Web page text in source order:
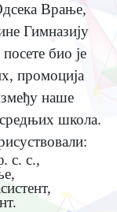
Врањe,
Гимназију
био јe
промоција
нашe
школа.
с. с.,